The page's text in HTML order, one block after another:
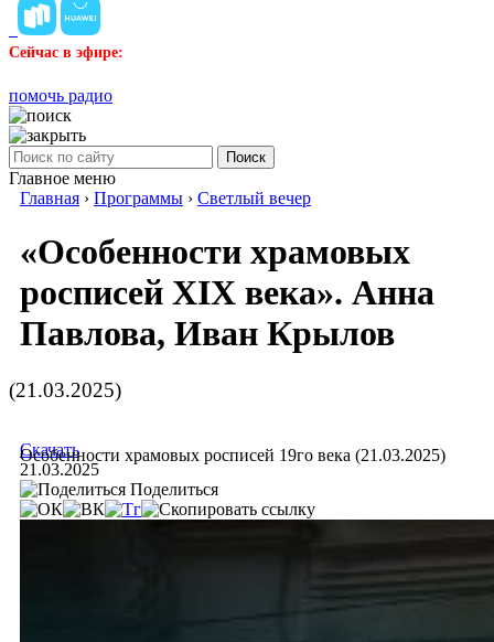
Сейчас в эфире:
помочь радио
Поиск
Главное меню
Главная › Программы › Светлый вечер
«Особенности храмовых
росписей XIX века». Анна
Павлова, Иван Крылов
(21.03.2025)
Особенности храмовых росписей 19го века (21.03.2025)
Скачать
21.03.2025
Поделиться